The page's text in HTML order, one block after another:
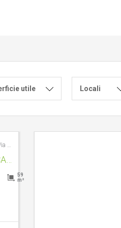
utile Locali
Ventimiglia - 18039 - Via Piemonte, 19
59
m²